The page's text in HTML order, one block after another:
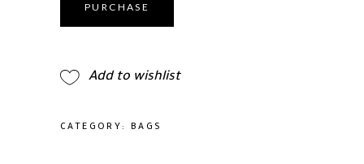
كوتش
من
PURCHASE
Add to wishlist
CATEGORY:BAGS